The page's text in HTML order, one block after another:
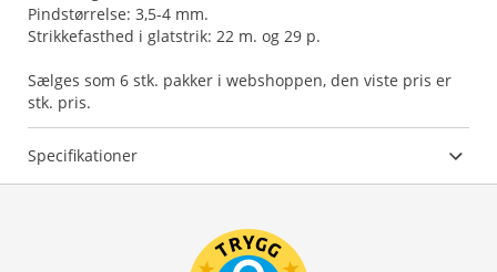
Pindstørrelse: 3,5-4 mm.
Strikkefasthed i glatstrik: 22 m. og 29 p.
Sælges som 6 stk. pakker i webshoppen, den viste pris er
stk. pris.
Specifikationer